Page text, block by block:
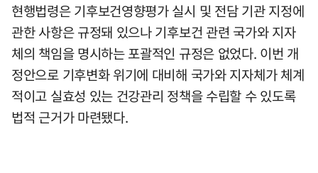
현행법령은 기후보건영향평가 실시 및 전담 기관 지정에
관한 사항은 규정돼 있으나 기후보건 관련 국가와 지자
체의 책임을 명시하는 포괄적인 규정은 없었다. 이번 개
정안으로 기후변화 위기에 대비해 국가와 지자체가 체계
적이고 실효성 있는 건강관리 정책을 수립할 수 있도록
법적 근거가 마련됐다.